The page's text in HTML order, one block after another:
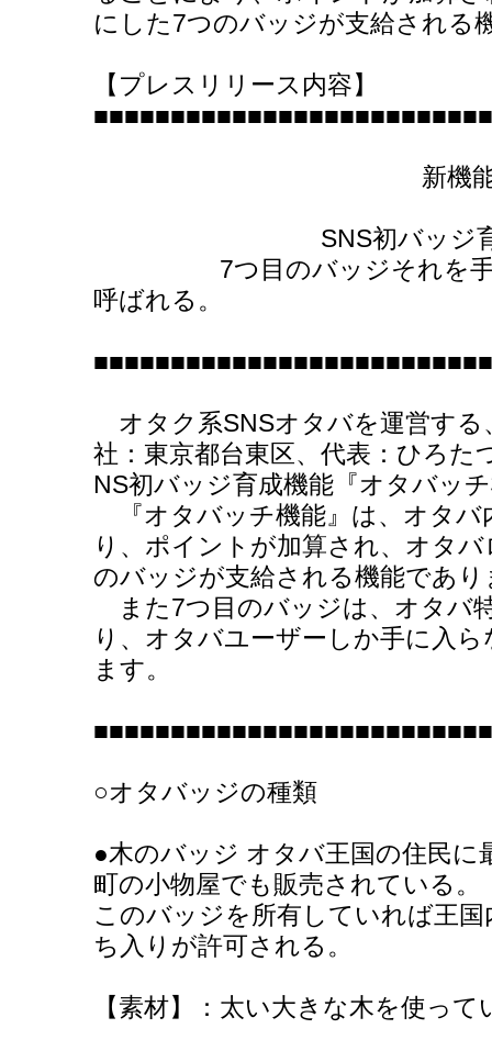
にした7つのバッジが支給される
【プレスリリース内容】
新機能追加の
SNS初バッジ育成機能
7つ目のバッジそれを手に
呼ばれる。
オタク系SNSオタバを運営する
社：東京都台東区、代表：ひろた
NS初バッジ育成機能『オタバッ
『オタバッチ機能』は、オタバ
り、ポイントが加算され、オタ
のバッジが支給される機能であり
また7つ目のバッジは、オタバ
り、オタバユーザーしか手に入
ます。
○オタバッジの種類
●木のバッジ オタバ王国の住民に
町の小物屋でも販売されている。
このバッジを所有していれば王
ち入りが許可される。
【素材】：太い大きな木を使っ